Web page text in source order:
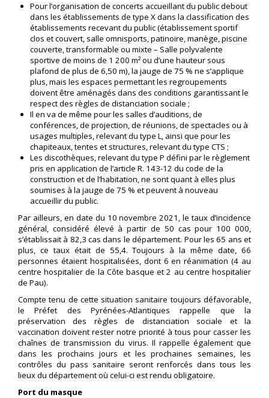
Pour l’organisation de concerts accueillant du public debout
dans les établissements de type X dans la classification des
établissements recevant du public (établissement sportif
clos et couvert, salle omnisports, patinoire, manège, piscine
couverte, transformable ou mixte – Salle polyvalente
sportive de moins de 1 200 m² ou d’une hauteur sous
plafond de plus de 6,50 m), la jauge de 75 % ne s’applique
plus, mais les espaces permettant les regroupements
doivent être aménagés dans des conditions garantissant le
respect des règles de distanciation sociale ;
Il en va de même pour les salles d’auditions, de
conférences, de projection, de réunions, de spectacles ou à
usages multiples, relevant du type L, ainsi que pour les
chapiteaux, tentes et structures, relevant du type CTS ;
Les discothèques, relevant du type P défini par le règlement
pris en application de l’article R. 143-12 du code de la
construction et de l’habitation, ne sont quant à elles plus
soumises à la jauge de 75 % et peuvent à nouveau
accueillir du public.
Par ailleurs, en date du 10 novembre 2021, le taux d’incidence
général, considéré élevé à partir de 50 cas pour 100 000,
s’établissait à 82,3 cas dans le département. Pour les 65 ans et
plus, ce taux était de 55,4. Toujours à la même date, 66
personnes étaient hospitalisées, dont 6 en réanimation (4 au
centre hospitalier de la Côte basque et 2 au centre hospitalier
de Pau).
Compte tenu de cette situation sanitaire toujours défavorable,
le Préfet des Pyrénées-Atlantiques rappelle que la
préservation des règles de distanciation sociale et la
vaccination doivent rester notre priorité à tous pour casser les
chaînes de transmission du virus. Il rappelle également que
dans les prochains jours et les prochaines semaines, les
contrôles du pass sanitaire seront renforcés dans tous les
lieux du département où celui-ci est rendu obligatoire.
Port du masque